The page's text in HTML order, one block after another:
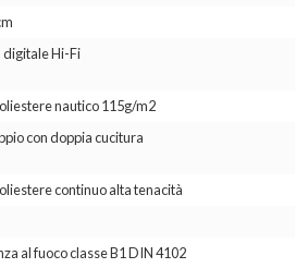
digitale Hi-Fi
nautico 115g/m2
con doppia cucitura
continuo alta tenacità
al fuoco classe B1 DIN 4102